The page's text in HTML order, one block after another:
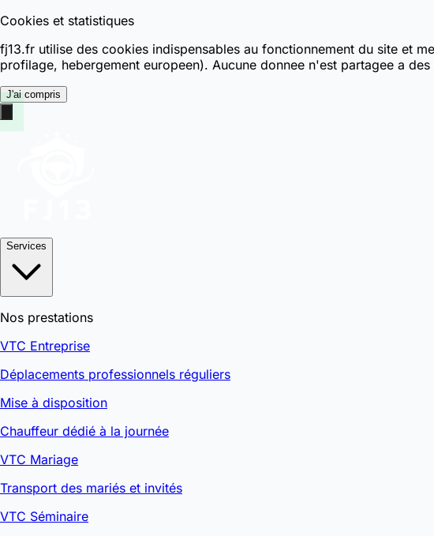
Cookies et statistiques
fj13.fr utilise des cookies indispensables au fonctionnement du site et
profilage, hebergement europeen). Aucune donnee n'est partagee a
J'ai compris
Services
Nos prestations
VTC Entreprise
Déplacements professionnels réguliers
Mise à disposition
Chauffeur dédié à la journée
VTC Mariage
Transport des mariés et invités
VTC Séminaire